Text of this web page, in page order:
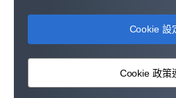
Cookie 設
Cookie 政策